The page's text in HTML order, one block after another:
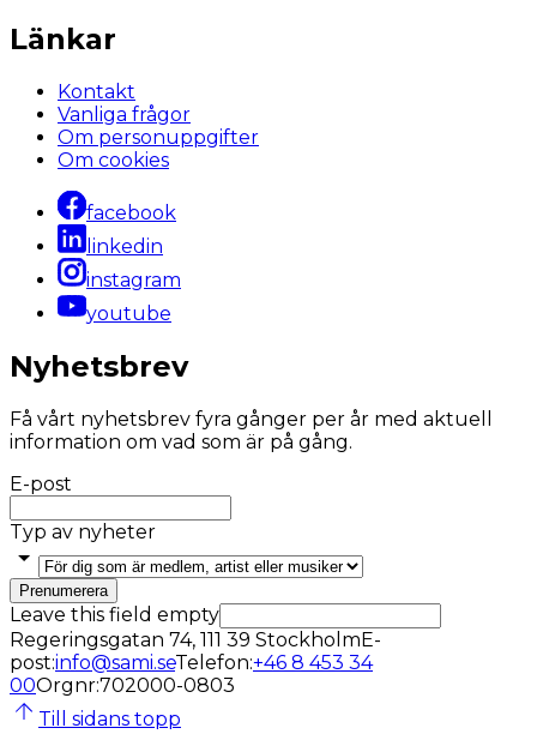
Länkar
Kontakt
Vanliga frågor
Om personuppgifter
Om cookies
facebook
linkedin
instagram
youtube
Nyhetsbrev
Få vårt nyhetsbrev fyra gånger per år med aktuell
information om vad som är på gång.
E-post
Typ av nyheter
Prenumerera
Leave this field empty
Regeringsgatan 74, 111 39 StockholmE-
post:info@sami.seTelefon:+46 8 453 34
00Orgnr:702000-0803
Till sidans topp